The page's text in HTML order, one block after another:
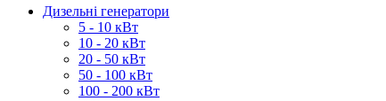
Дизельні генератори
5 - 10 кВт
10 - 20 кВт
20 - 50 кВт
50 - 100 кВт
100 - 200 кВт